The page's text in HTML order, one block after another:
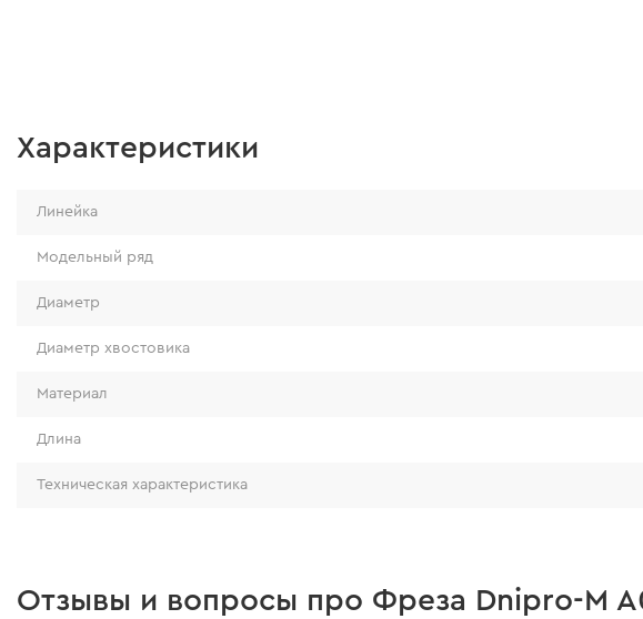
Характеристики
Линейка
Модельный ряд
Диаметр
Диаметр хвостовика
Материал
Длина
Техническая характеристика
Отзывы и вопросы про Фреза Dnipro-M